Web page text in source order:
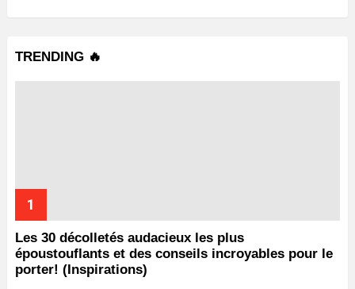
TRENDING 🔥
Les 30 décolletés audacieux les plus
époustouflants et des conseils incroyables pour le
porter! (Inspirations)